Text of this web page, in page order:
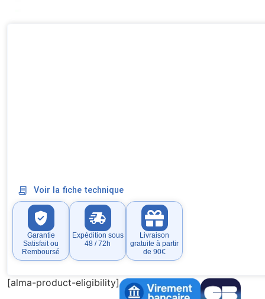
Voir la fiche technique
Garantie
Satisfait ou
Remboursé
Expédition sous
48 / 72h
Livraison
gratuite à partir
de 90€
[alma-product-eligibility]